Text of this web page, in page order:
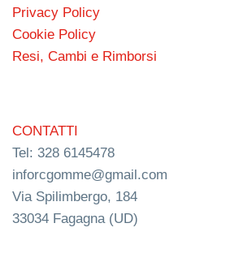
Privacy Policy
Cookie Policy
Resi, Cambi e Rimborsi
CONTATTI
Tel: 328 6145478
inforcgomme@gmail.com
Via Spilimbergo, 184
33034 Fagagna (UD)